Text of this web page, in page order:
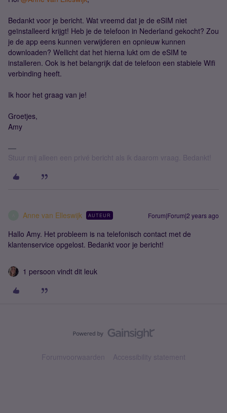
Bedankt voor je bericht. Wat vreemd dat je de eSIM niet
geïnstalleerd krijgt! Heb je de telefoon in Nederland gekocht? Zou
je de app eens kunnen verwijderen en opnieuw kunnen
downloaden? Wellicht dat het hierna lukt om de eSIM te
installeren. Ook is het belangrijk dat de telefoon een stabiele Wifi
verbinding heeft.
Ik hoor het graag van je!
Groetjes,
Amy
Stuur mij alleen een privé bericht als ik daarom vraag. Bedankt!
Anne van Elleswijk AUTEUR Forum|Forum|2 years ago
Hallo Amy. Het probleem is na telefonisch contact met de
klantenservice opgelost. Bedankt voor je bericht!
1 persoon vindt dit leuk
Forumvoorwaarden Accessibility statement